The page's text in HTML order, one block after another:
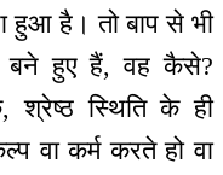
हुआ है। तो बाप से भी
बने हुए हैं, वह कैसे?
स्थिति के ही
वा कर्म करते हो वा